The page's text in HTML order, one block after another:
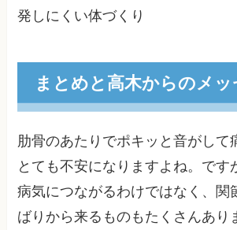
発しにくい体づくり
まとめと高木からのメ
肋骨のあたりでポキッと音がして
とても不安になりますよね。です
病気につながるわけではなく、関
ばりから来るものもたくさんあり